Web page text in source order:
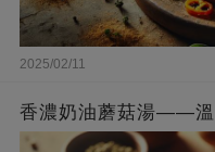
2025/02/11
香濃奶油蘑菇湯——溫